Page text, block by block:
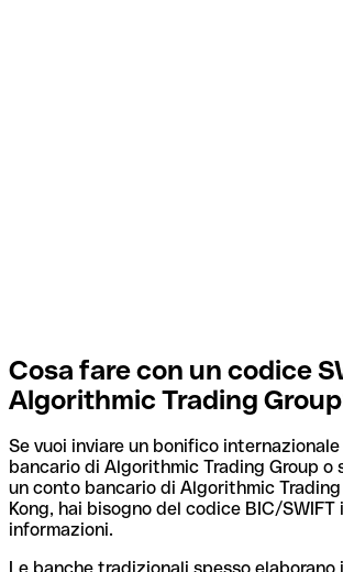
Cosa fare con un codice
Algorithmic Trading
Se vuoi inviare un bonifico
bancario di Algorithmic Trading Group o
un conto bancario di Algorithmic Trading
Kong, hai bisogno del codice BIC/SWIFT
informazioni.